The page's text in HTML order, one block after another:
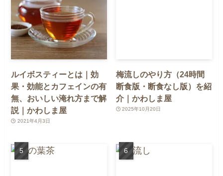
ルイボスティーとは｜効
果・効能とカフェインの有
無、おいしい淹れ方まで解
説｜かわしま屋
2021年4月3日
梅流しのやり方（24時間
断食版・断食なし版）を紹
介｜かわしま屋
2025年10月20日